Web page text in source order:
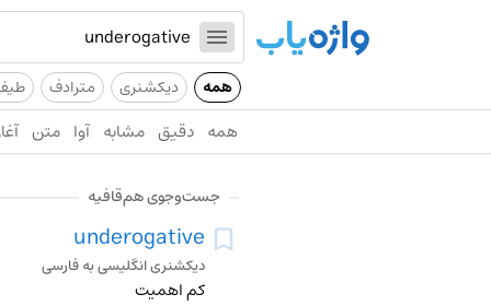
همه دیکشنری مترادف
همه دقیق مشابه آوا متن
جست‌وجوی هم‌قافیه
underogative
دیکشنری انگلیسی به فارسی
کم اهمیت